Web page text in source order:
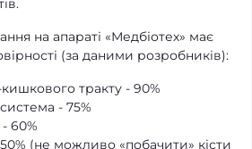
на апараті «Медбіотех» має
(за даними розробників):
тракту - 90%
- 75%
60%
(не можливо «побачити» кісти